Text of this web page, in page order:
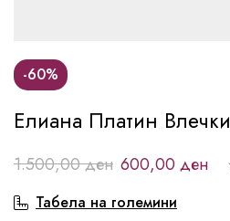
-60%
Елиана Платин Влечки
1.500,00ден 600,00 ден
Табела на големини